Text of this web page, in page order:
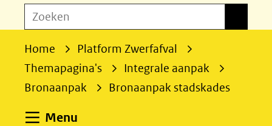
geweigerd.
o
Zoeken
Home
Platform Zwerfafval
Themapagina's
Integrale aanpak
Bronaanpak
Bronaanpak stadskades
Menu